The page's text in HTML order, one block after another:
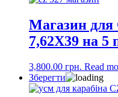
Магазин для
7,62X39 на 5
3,800.00 грн. Read
Зберегти